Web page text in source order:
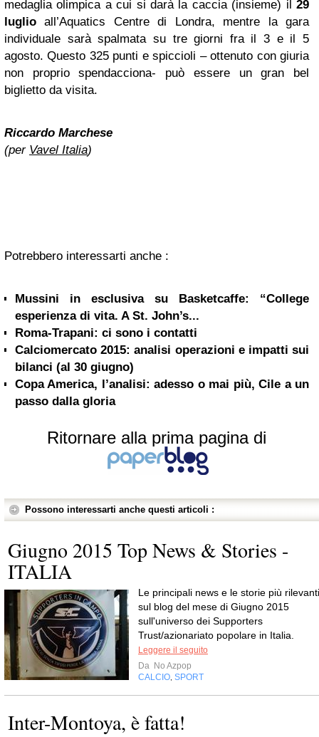
medaglia olimpica a cui si darà la caccia (insieme) il 29
luglio all’Aquatics Centre di Londra, mentre la gara
individuale sarà spalmata su tre giorni fra il 3 e il 5
agosto. Questo 325 punti e spiccioli – ottenuto con giuria
non proprio spendacciona- può essere un gran bel
biglietto da visita.
Riccardo Marchese
(per Vavel Italia)
Potrebbero interessarti anche :
Mussini in esclusiva su Basketcaffe: “College
esperienza di vita. A St. John’s...
Roma-Trapani: ci sono i contatti
Calciomercato 2015: analisi operazioni e impatti sui
bilanci (al 30 giugno)
Copa America, l’analisi: adesso o mai più, Cile a un
passo dalla gloria
Ritornare alla prima pagina di
Possono interessarti anche questi articoli :
Giugno 2015 Top News & Stories -
ITALIA
Le principali news e le storie più rilevanti
sul blog del mese di Giugno 2015
sull'universo dei Supporters
Trust/azionariato popolare in Italia.
Leggere il seguito
Da No Azpop
CALCIO, SPORT
Inter-Montoya, è fatta!